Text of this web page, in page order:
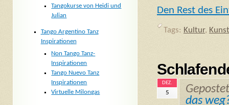
Den Rest des
Tags: Kultur, Kunst
DEZ.
5
das
Tangokurse von Heidi und
Julian
Tango Argentino Tanz
Inspirationen
Non Tango Tanz-
Inspirationen
Tango Nuevo Tanz
Inspirationen
Virtuelle Milongas